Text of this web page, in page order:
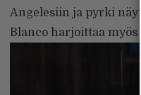
Angelesiin ja pyrki
Blanco harjoittaa myös